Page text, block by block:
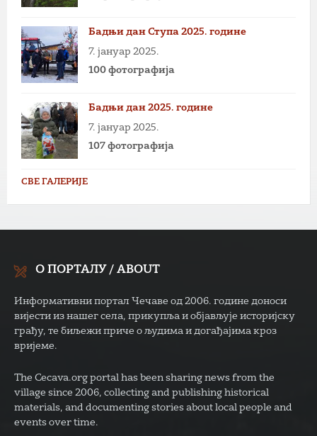
Бадњи дан Ступа 2025. године
7. јануар 2025.
100 фотографија
Бадњи дан 2025. године
7. јануар 2025.
107 фотографија
СВЕ ГАЛЕРИЈЕ
О ПОРТАЛУ / ABOUT
Информативни портал Чечаве од 2006. године доноси
вијести из нашег села, прикупља и објављује историјску
грађу, те биљежи приче о људима и догађајима кроз
вријеме.
The Cecava.org portal has been sharing news from the
village since 2006, collecting and publishing historical
materials, and documenting stories about local people and
events over time.